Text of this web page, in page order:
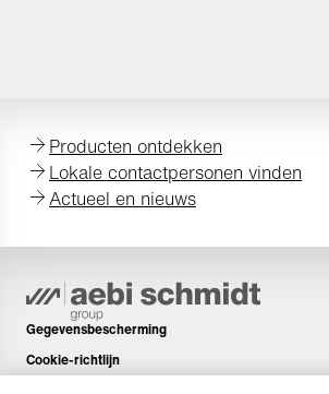
Producten ontdekken
Lokale contactpersonen vinden
Actueel en nieuws
Gegevensbescherming
Cookie-richtlijn